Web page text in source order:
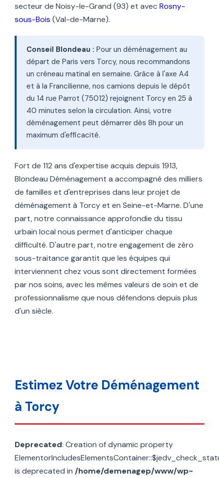
secteur de Noisy-le-Grand (93) et avecRosny-
sous-Bois (Val-de-Marne).
Conseil Blondeau : Pour un déménagement au
départ de Paris vers Torcy, nous recommandons
un créneau matinal en semaine. Grâce à l'axe A4
et à la Francilienne, nos camions depuis le dépôt
du 14 rue Parrot (75012) rejoignent Torcy en 25 à
40 minutes selon la circulation. Ainsi, votre
déménagement peut démarrer dès 8h pour un
maximum d'efficacité.
Fort de 112 ans d'expertise acquis depuis 1913,
Blondeau Déménagement a accompagné des milliers
de familles et d'entreprises dans leur projet de
déménagement à Torcy et en Seine-et-Marne. D'une
part, notre connaissance approfondie du tissu
urbain local nous permet d'anticiper chaque
difficulté. D'autre part, notre engagement de zéro
sous-traitance garantit que les équipes qui
interviennent chez vous sont directement formées
par nos soins, avec les mêmes valeurs de soin et de
professionnalisme que nous défendons depuis plus
d'un siècle.
Estimez Votre Déménagement
à Torcy
Deprecated: Creation of dynamic property
is deprecated in /home/demenagep/www/wp-